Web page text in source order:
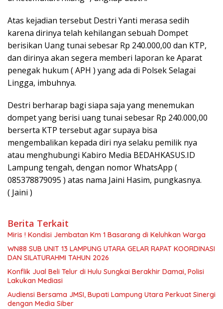
Atas kejadian tersebut Destri Yanti merasa sedih
karena dirinya telah kehilangan sebuah Dompet
berisikan Uang tunai sebesar Rp 240.000,00 dan KTP,
dan dirinya akan segera memberi laporan ke Aparat
penegak hukum ( APH ) yang ada di Polsek Selagai
Lingga, imbuhnya.
Destri berharap bagi siapa saja yang menemukan
dompet yang berisi uang tunai sebesar Rp 240.000,00
berserta KTP tersebut agar supaya bisa
mengembalikan kepada diri nya selaku pemilik nya
atau menghubungi Kabiro Media BEDAHKASUS.ID
Lampung tengah, dengan nomor WhatsApp (
085378879095 ) atas nama Jaini Hasim, pungkasnya.
( Jaini )
Berita Terkait
Miris ! Kondisi Jembatan Km 1 Basarang di Keluhkan Warga
WN88 SUB UNIT 13 LAMPUNG UTARA GELAR RAPAT KOORDINASI
DAN SILATURAHMI TAHUN 2026
Konflik Jual Beli Telur di Hulu Sungkai Berakhir Damai, Polisi
Lakukan Mediasi
Audiensi Bersama JMSI, Bupati Lampung Utara Perkuat Sinergi
dengan Media Siber